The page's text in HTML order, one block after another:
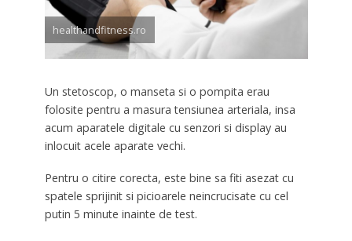
healthandfitness.ro
Un stetoscop, o manseta si o pompita erau
folosite pentru a masura tensiunea arteriala, insa
acum aparatele digitale cu senzori si display au
inlocuit acele aparate vechi.
Pentru o citire corecta, este bine sa fiti asezat cu
spatele sprijinit si picioarele neincrucisate cu cel
putin 5 minute inainte de test.